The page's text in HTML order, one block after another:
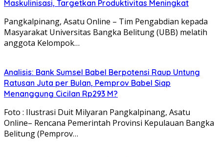
Maskulinisasi, Targetkan Produktivitas Meningkat
Pangkalpinang, Asatu Online – Tim Pengabdian kepada
Masyarakat Universitas Bangka Belitung (UBB) melatih
anggota Kelompok…
Analisis: Bank Sumsel Babel Berpotensi Raup Untung
Ratusan Juta per Bulan, Pemprov Babel Siap
Menanggung Cicilan Rp293 M?
Foto : Ilustrasi Duit Milyaran Pangkalpinang, Asatu
Online– Rencana Pemerintah Provinsi Kepulauan Bangka
Belitung (Pemprov…